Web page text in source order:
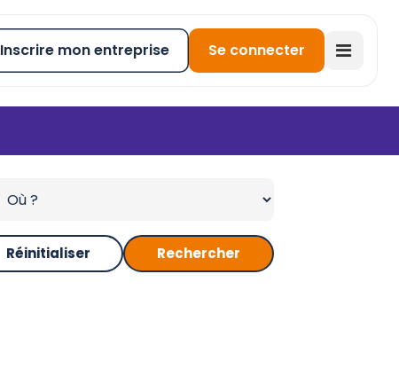
Inscrire mon entreprise Se connecter
Réinitialiser Rechercher